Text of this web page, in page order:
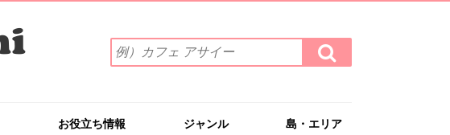
索
ワ
を
検
索
す
お役立ち情報 ジャンル 島・エリア